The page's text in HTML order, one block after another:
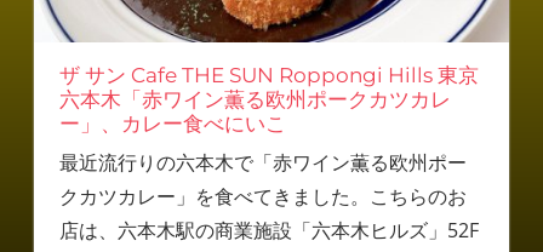
ザ サン Cafe THE SUN Roppongi Hills 東京
六本木「赤ワイン薫る欧州ポークカツカレ
ー」、カレー食べにいこ
最近流行りの六本木で「赤ワイン薫る欧州ポー
クカツカレー」を食べてきました。こちらのお
店は、六本木駅の商業施設「六本木ヒルズ」52F